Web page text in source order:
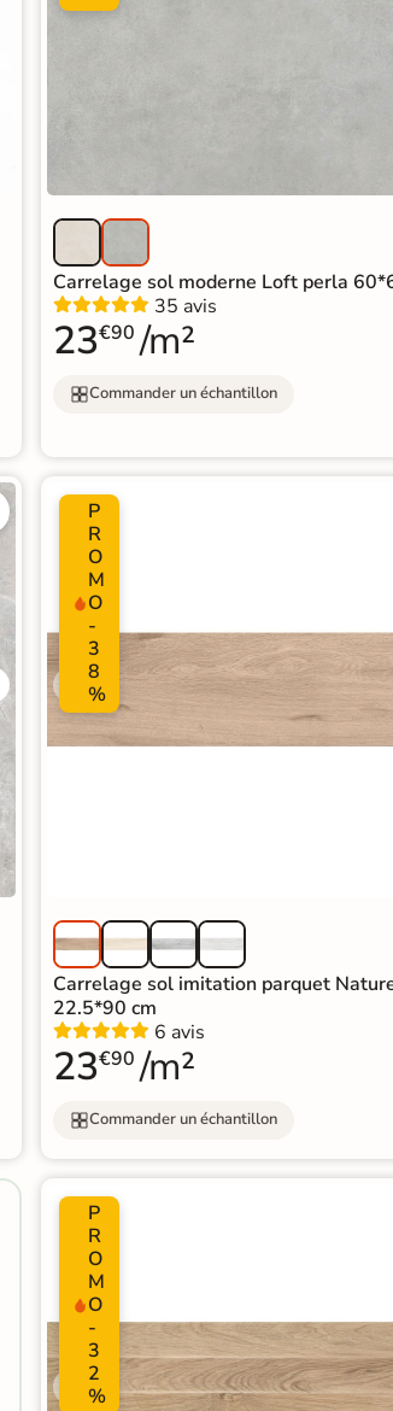
Carrelage sol moderne Loft perla
35 avis
23€90 /m²
Commander un échantillon
P
R
O
M
O
-
3
8
%
Carrelage sol imitation parquet
22.5*90 cm
6 avis
23€90 /m²
Commander un échantillon
P
R
O
M
O
-
3
2
%